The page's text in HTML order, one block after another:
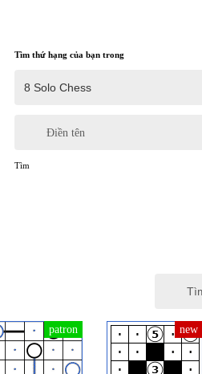
Tìm thứ hạng của bạn trong
Điền tên
Tìm